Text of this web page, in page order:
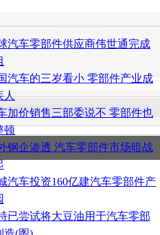
汽车零部件供应商伟世通完成
汽车的三岁看小 零部件产业成
人
加价销售三部委说不 零部件也
顿
钢企渗透 汽车零部件市场暗战
汽车投资160亿建汽车零部件产
已尝试将大豆油用于汽车零部